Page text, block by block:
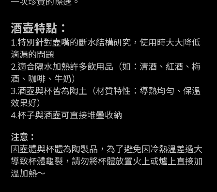
酒壺特點：
1.特別針對壺嘴的斷水結構研究，使用時大大降低
滴漏的問題
2.適合隔水加熱許多飲用品（如：清酒、紅酒、梅
酒、咖啡、牛奶）
3.酒壺與杯皆為陶土（材質特性：導熱均勻、保溫
效果好）
4.杯子與酒壺可直接堆疊收納
注意：
因壺體與杯體為陶製品，為了避免因冷熱溫差過大
導致杯體龜裂，請勿將杯體放置火上或爐上直接加
溫加熱～